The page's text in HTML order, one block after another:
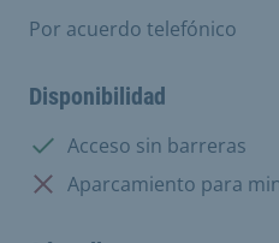
Por acuerdo telefónico
Disponibilidad
Disponible:
Acceso sin barreras
No disponible:
Aparcamiento para